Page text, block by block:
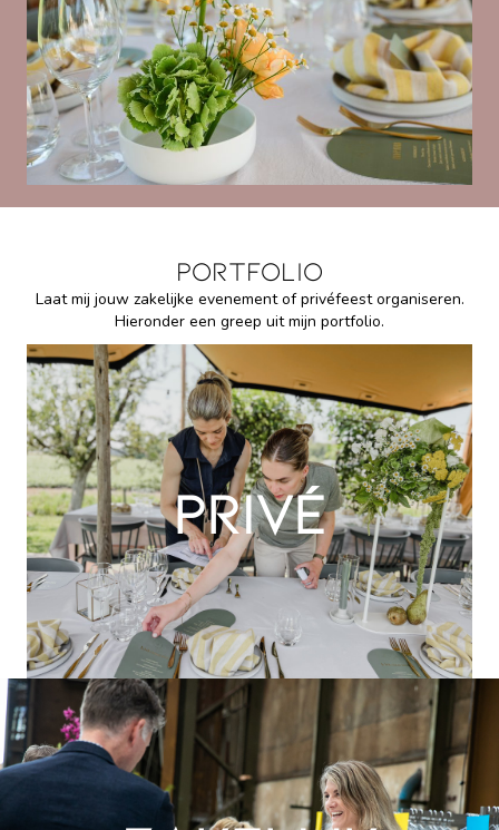
Portfolio
Laat mij jouw zakelijke evenement of privéfeest organiseren.
Hieronder een greep uit mijn portfolio.
Privé